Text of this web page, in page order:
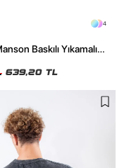
4
Baskılı Yıkamalı
639,20 TL